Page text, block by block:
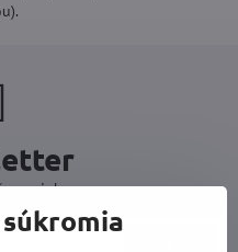
novinky: